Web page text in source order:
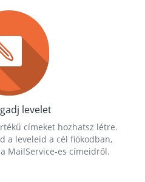
levelet
címeket hozhatsz létre.
a leveleid a cél fiókodban,
MailService-es címeidről.